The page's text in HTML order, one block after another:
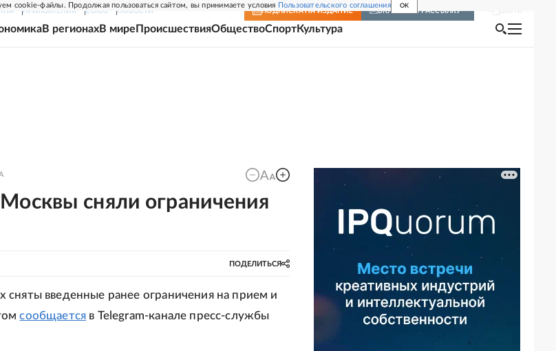
cookie-файлы. Продолжая пользоваться сайтом, вы принимаете условия Пользовательского соглашения OK
ПРИЛОЖЕНИЯ СОЮЗ НОВОСТИ ПОДПИСКА НА ИЗДАНИЕ ВКЛЮЧИТЬ РАССЫЛКУ
В регионахВ мире ПроисшествияОбществоСпортКультура
сняли ограничения
ПОДЕЛИТЬСЯ
сняты введенные ранее ограничения на прием и
сообщается в Telegram-канале пресс-службы